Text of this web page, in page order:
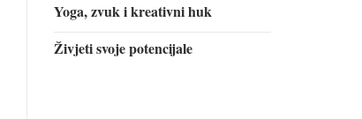
Yoga, zvuk i kreativni huk
Živjeti svoje potencijale